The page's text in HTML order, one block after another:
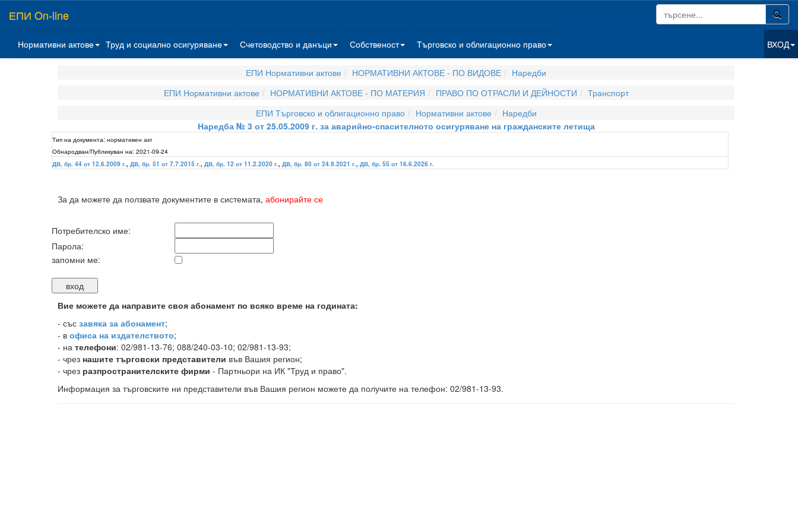
ЕПИ On-line
Нормативни актове Труд и социално осигуряване Счетоводство и данъци Собственост Търговско и облигационно право ВХОД
ЕПИ Нормативни актове НОРМАТИВНИ АКТОВЕ - ПО ВИДОВЕ
Наредби
ЕПИ Нормативни актове
НОРМАТИВНИ АКТОВЕ - ПО МАТЕРИЯ ПРАВО ПО ОТРАСЛИ И ДЕЙНОСТИ
Транспорт
ЕПИ Търговско и облигационно право
Нормативни актове
Наредби
Наредба № 3 от 25.05.2009 г. за аварийно-спасителното осигуряване на гражданските летища
Тип на документа: нормативен акт
Обнародван/Публикуван на: 2021-09-24
ДВ, бр. 44 от 12.6.2009 г., ДВ, бр. 51 от 7.7.2015 г., ДВ, бр. 12 от 11.2.2020 г., ДВ, бр. 80 от 24.9.2021 г., ДВ, бр. 55 от 16.6.2026 г.
За да можете да ползвате документите в системата, абонирайте се
Потребителско име:
Парола:
запомни ме:
Вие можете да направите своя абонамент по всяко време на годината:
- със завяка за абонамент;
- в офиса на издателството;
- на телефони: 02/981-13-76; 088/240-03-10; 02/981-13-93;
- чрез нашите търговски представители във Вашия регион;
- чрез разпространителските фирми - Партньори на ИК "Труд и право".
Информация за търговските ни представители във Вашия регион можете да получите на телефон: 02/981-13-93.